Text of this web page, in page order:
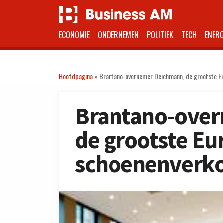
ECONOMIE ONDERNEMEN POLITIEK TECH
Hoofdpagina» Brantano-overnemer Deichmann, de grootste
Brantano-
de grootste